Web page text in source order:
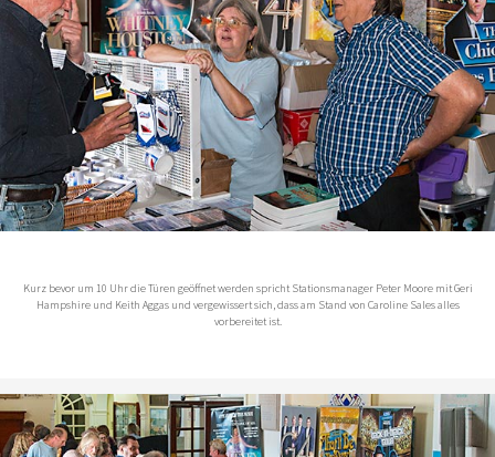
Kurz bevor um 10 Uhr die Türen geöffnet werden spricht Stationsmanager Peter Moore mit Geri
Hampshire und Keith Aggas und vergewissert sich, dass am Stand von Caroline Sales alles
vorbereitet ist.